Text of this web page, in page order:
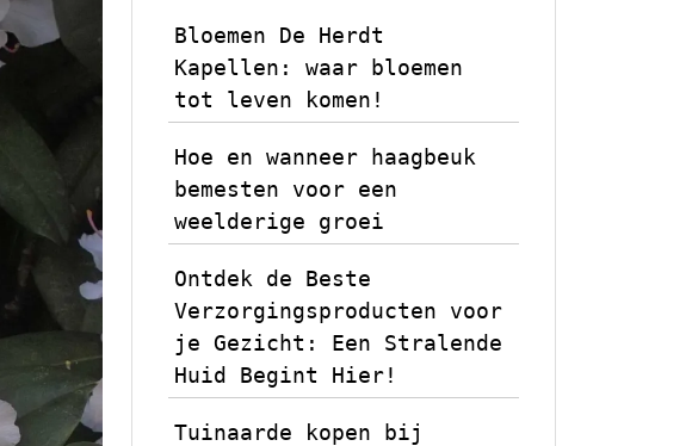
Bloemen De Herdt
Kapellen: waar bloemen
tot leven komen!
Hoe en wanneer haagbeuk
bemesten voor een
weelderige groei
Ontdek de Beste
Verzorgingsproducten voor
je Gezicht: Een Stralende
Huid Begint Hier!
Tuinaarde kopen bij